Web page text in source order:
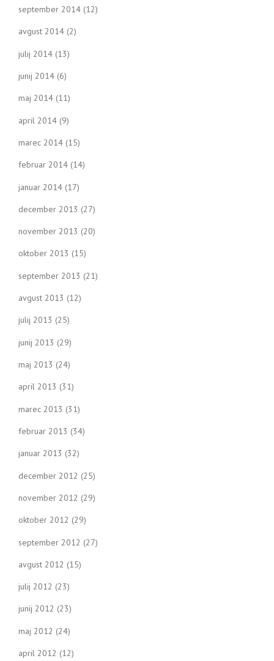
september 2014 (12)
avgust 2014 (2)
julij 2014 (13)
junij 2014 (6)
maj 2014 (11)
april 2014 (9)
marec 2014 (15)
februar 2014 (14)
januar 2014 (17)
december 2013 (27)
november 2013 (20)
oktober 2013 (15)
september 2013 (21)
avgust 2013 (12)
julij 2013 (25)
junij 2013 (29)
maj 2013 (24)
april 2013 (31)
marec 2013 (31)
februar 2013 (34)
januar 2013 (32)
december 2012 (25)
november 2012 (29)
oktober 2012 (29)
september 2012 (27)
avgust 2012 (15)
julij 2012 (23)
junij 2012 (23)
maj 2012 (24)
april 2012 (12)